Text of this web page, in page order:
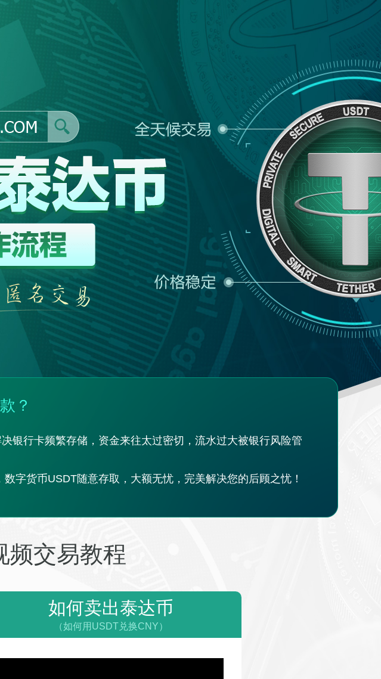
？
银行卡频繁存储，资金来往太过密切，流水过大被银行风险管
字货币USDT随意存取，大额无忧，完美解决您的后顾之忧！
交易教程
如何卖出泰达币
（如何用USDT兑换CNY）